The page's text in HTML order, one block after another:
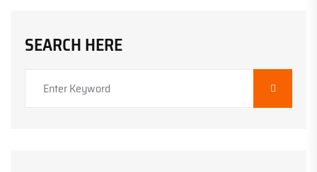
SEARCH HERE